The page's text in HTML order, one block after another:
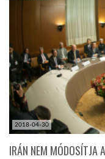
TROPICALMAGAZIN
GLOBOTV
AFRIKA TUDÁSTÁR
A NAP SZÉPE
2018-04-30
IRÁN NEM MÓDOSÍTJA